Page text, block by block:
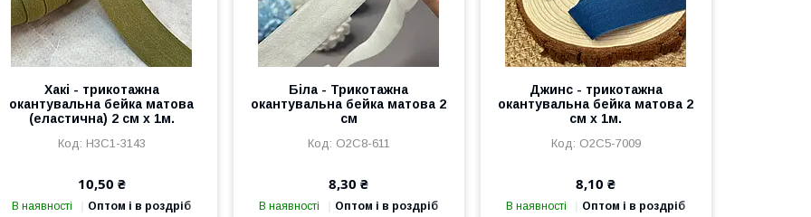
Хакі - трикотажна
окантувальна бейка матова
(еластична) 2 см х 1м.
Н3С1-3143
10,50 ₴
В наявності Оптом і в роздріб
Біла - Трикотажна
окантувальна бейка матова 2
см
О2С8-611
8,30 ₴
В наявності Оптом і в роздріб
Джинс - трикотажна
окантувальна бейка матова 2
см х 1м.
О2С5-7009
8,10 ₴
В наявності Оптом і в роздріб